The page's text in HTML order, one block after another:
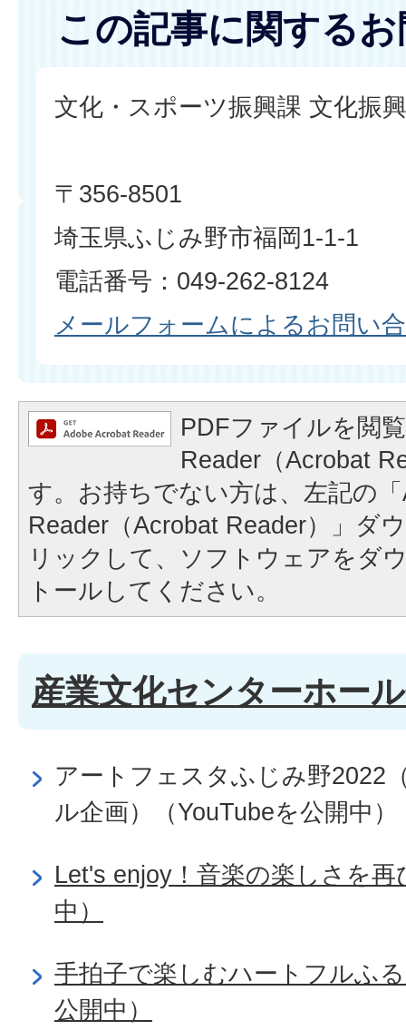
この記事に関する
文化・スポーツ振興課 文化振
〒356-8501
埼玉県ふじみ野市福岡1-1-1
電話番号：049-262-8124
メールフォームによるお問い
PDFファイルを閲
Reader（Acrobat
す。お持ちでない方は、左記の
Reader（Acrobat Reader）」ダ
リックして、ソフトウェアをダ
トールしてください。
産業文化センターホー
アートフェスタふじみ野2022
ル企画）（YouTubeを公開中）
Let's enjoy！音楽の楽しさを再
中）
手拍子で楽しむハートフルふ
公開中）